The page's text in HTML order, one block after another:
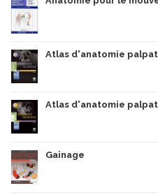
Atlas d'anatomie
Atlas d'anatomie
Gainage